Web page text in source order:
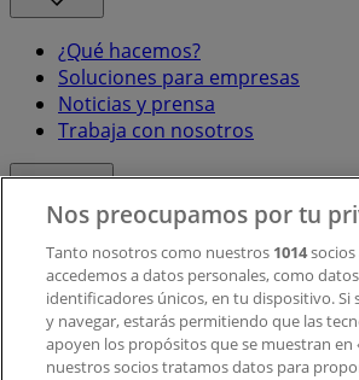
¿Qué hacemos?
Soluciones para empresas
Noticias y prensa
Trabaja con nosotros
Contacto comercial y de
Tienda mal colocada en el mapa
Notificar un folleto
¿Encontraste un problema en la
Nos preocupamos por tu
Tanto nosotros como nuestros 1014socios
accedemos a datos personales, como
identificadores únicos, en tu dispositivo. Si
y navegar, estarás permitiendo que las
apoyen los propósitos que se muestran en
nuestros socios tratamos datos para